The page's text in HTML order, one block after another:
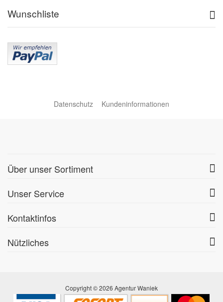
Wunschliste
Datenschutz Kundeninformationen
Über unser Sortiment
Unser Service
Kontaktinfos
Nützliches
Copyright © 2026 Agentur Waniek